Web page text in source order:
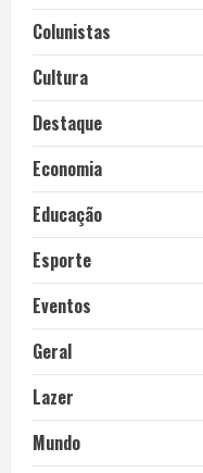
Colunistas
Cultura
Destaque
Economia
Educação
Esporte
Eventos
Geral
Lazer
Mundo